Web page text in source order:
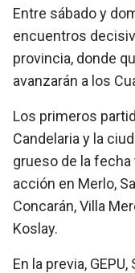
Entre sábado y
encuentros
provincia, donde
avanzarán a los
Los primeros
Candelaria y la
grueso de la
acción en Merlo,
Concarán, Villa
Koslay.
En la previa,